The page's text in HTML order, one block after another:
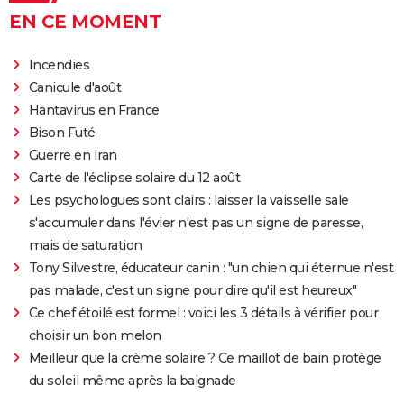
EN CE MOMENT
Incendies
Canicule d'août
Hantavirus en France
Bison Futé
Guerre en Iran
Carte de l'éclipse solaire du 12 août
Les psychologues sont clairs : laisser la vaisselle sale
s'accumuler dans l'évier n'est pas un signe de paresse,
mais de saturation
Tony Silvestre, éducateur canin : "un chien qui éternue n'est
pas malade, c'est un signe pour dire qu'il est heureux"
Ce chef étoilé est formel : voici les 3 détails à vérifier pour
choisir un bon melon
Meilleur que la crème solaire ? Ce maillot de bain protège
du soleil même après la baignade